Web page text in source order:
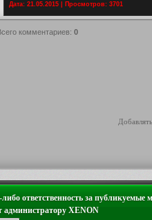
Дата: 21.05.2015 | Просмотров: 3701
комментариев: 0
ответственность за публикуемые
администратору XENON